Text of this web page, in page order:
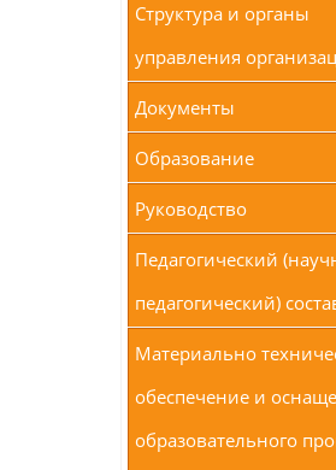
Структура и органы
управления
Документы
Образование
Руководство
Педагогический
педагогический)
Материально
обеспечение и
образовательного